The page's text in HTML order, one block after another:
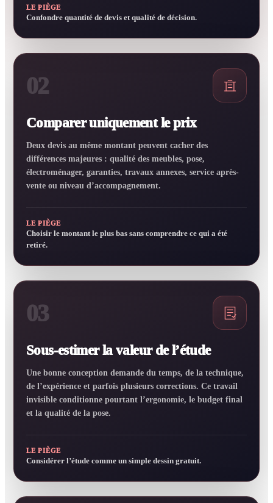
LE PIÈGE
Confondre quantité de devis et qualité de décision.
02
Comparer uniquement le prix
Deux devis au même montant peuvent cacher des
différences majeures : qualité des meubles, pose,
électroménager, garanties, travaux annexes, service après-
vente ou niveau d’accompagnement.
LE PIÈGE
Choisir le montant le plus bas sans comprendre ce qui a été
retiré.
03
Sous-estimer la valeur de l’étude
Une bonne conception demande du temps, de la technique,
de l’expérience et parfois plusieurs corrections. Ce travail
invisible conditionne pourtant l’ergonomie, le budget final
et la qualité de la pose.
LE PIÈGE
Considérer l’étude comme un simple dessin gratuit.